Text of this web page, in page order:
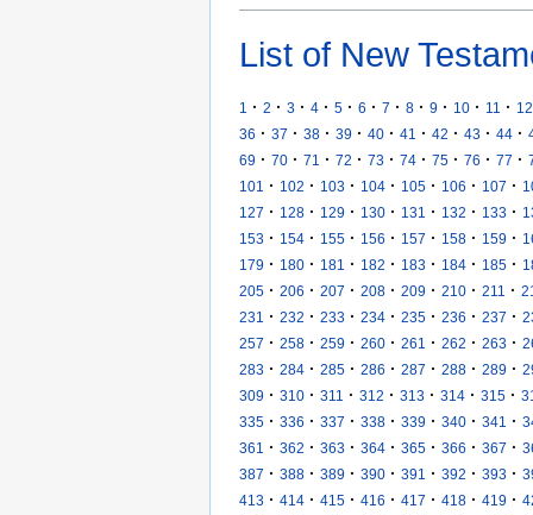
List of New
1 · 2 · 3 · 4 · 5 · 6 · 7 · 8 · 9 · 10 · 11 · 12
36 · 37 · 38 · 39 · 40 · 41 · 42 · 43 · 44 ·
69 · 70 · 71 · 72 · 73 · 74 · 75 · 76 · 77 ·
101
· 102 · 103 · 104 · 105 · 106 · 107 ·
127 · 128 · 129 · 130 · 131 · 132 · 133 ·
153 · 154 · 155 · 156 · 157 · 158 · 159 ·
179 · 180 · 181 · 182 · 183 · 184 · 185 ·
205 · 206 · 207 · 208 · 209 · 210 · 211 ·
231
· 232 · 233 · 234 · 235 · 236 · 237 ·
257 · 258 · 259 · 260 · 261 · 262 · 263 ·
283 · 284 · 285 · 286 · 287 · 288 · 289 ·
309 · 310 · 311 · 312 · 313 · 314 · 315 ·
335 · 336 · 337 · 338 · 339 · 340 · 341 ·
361
· 362 · 363 · 364 · 365 · 366 · 367 ·
387 · 388 · 389 · 390 · 391 · 392 · 393 ·
413 · 414 · 415 · 416 · 417 · 418 · 419 ·